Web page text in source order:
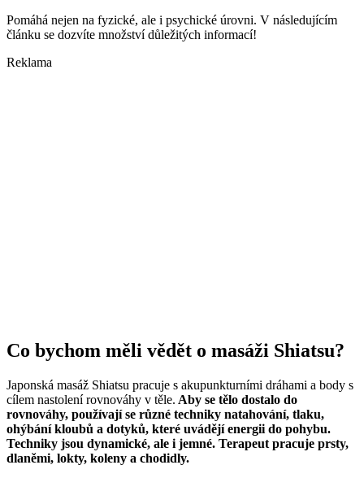
Pomáhá nejen na fyzické, ale i psychické úrovni. V následujícím
článku se dozvíte množství důležitých informací!
Reklama
Co bychom měli vědět o masáži Shiatsu?
Japonská masáž Shiatsu pracuje s akupunkturními dráhami a body s
cílem nastolení rovnováhy v těle. Aby se tělo dostalo do
rovnováhy, používají se různé techniky natahování, tlaku,
ohýbání kloubů a dotyků, které uvádějí energii do pohybu.
Techniky jsou dynamické, ale i jemné. Terapeut pracuje prsty,
dlaněmi, lokty, koleny a chodidly.